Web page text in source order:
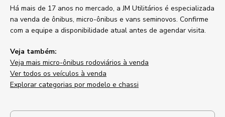
Há mais de 17 anos no mercado, a JM Utilitários é especializada
na venda de ônibus, micro-ônibus e vans seminovos. Confirme
com a equipe a disponibilidade atual antes de agendar visita.
Veja também:
Veja mais micro-ônibus rodoviários à venda
Ver todos os veículos à venda
Explorar categorias por modelo e chassi